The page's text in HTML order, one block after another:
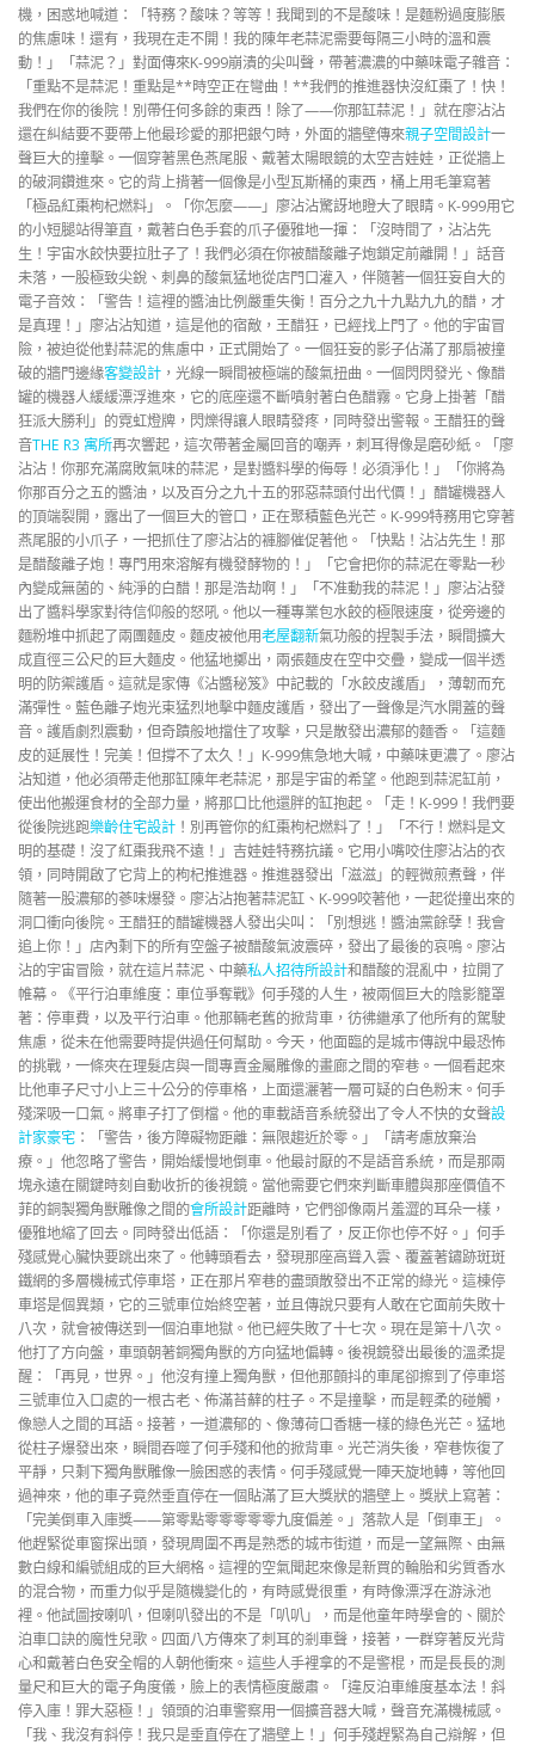
機，困惑地喊道：「特務？酸味？等等！我聞到的不是酸味！是麵粉過度膨脹
的焦慮味！還有，我現在走不開！我的陳年老蒜泥需要每隔三小時的溫和震
動！」「蒜泥？」對面傳來K-999崩潰的尖叫聲，帶著濃濃的中藥味電子雜音：
「重點不是蒜泥！重點是**時空正在彎曲！**我們的推進器快沒紅棗了！快！
我們在你的後院！別帶任何多餘的東西！除了——你那缸蒜泥！」就在廖沾沾
還在糾結要不要帶上他最珍愛的那把銀勺時，外面的牆壁傳來親子空間設計一
聲巨大的撞擊。一個穿著黑色燕尾服、戴著太陽眼鏡的太空吉娃娃，正從牆上
的破洞鑽進來。它的背上揹著一個像是小型瓦斯桶的東西，桶上用毛筆寫著
「極品紅棗枸杞燃料」。「你怎麼——」廖沾沾驚訝地瞪大了眼睛。K-999用它
的小短腿站得筆直，戴著白色手套的爪子優雅地一揮：「沒時間了，沾沾先
生！宇宙水餃快要拉肚子了！我們必須在你被醋酸離子炮鎖定前離開！」話音
未落，一股極致尖銳、刺鼻的酸氣猛地從店門口灌入，伴隨著一個狂妄自大的
電子音效：「警告！這裡的醬油比例嚴重失衡！百分之九十九點九九的醋，才
是真理！」廖沾沾知道，這是他的宿敵，王醋狂，已經找上門了。他的宇宙冒
險，被迫從他對蒜泥的焦慮中，正式開始了。一個狂妄的影子佔滿了那扇被撞
破的牆門邊緣客變設計 ，光線一瞬間被極端的酸氣扭曲。一個閃閃發光、像醋
罐的機器人緩緩漂浮進來，它的底座還不斷噴射著白色醋霧。它身上掛著「醋
狂派大勝利」的霓虹燈牌，閃爍得讓人眼睛發疼，同時發出警報。王醋狂的聲
音THE R3 寓所再次響起，這次帶著金屬回音的嘲弄，刺耳得像是磨砂紙。「廖
沾沾！你那充滿腐敗氣味的蒜泥，是對醬料學的侮辱！必須淨化！」「你將為
你那百分之五的醬油，以及百分之九十五的邪惡蒜頭付出代價！」醋罐機器人
的頂端裂開，露出了一個巨大的管口，正在聚積藍色光芒。K-999特務用它穿著
燕尾服的小爪子，一把抓住了廖沾沾的褲腳催促著他。「快點！沾沾先生！那
是醋酸離子炮！專門用來溶解有機發酵物的！」「它會把你的蒜泥在零點一秒
內變成無菌的、純淨的白醋！那是浩劫啊！」「不准動我的蒜泥！」廖沾沾發
出了醬料學家對待信仰般的怒吼。他以一種專業包水餃的極限速度，從旁邊的
麵粉堆中抓起了兩團麵皮。麵皮被他用老屋翻新氣功般的捏製手法，瞬間擴大
成直徑三公尺的巨大麵皮。他猛地擲出，兩張麵皮在空中交疊，變成一個半透
明的防禦護盾。這就是家傳《沾醬秘笈》中記載的「水餃皮護盾」，薄韌而充
滿彈性。藍色離子炮光束猛烈地擊中麵皮護盾，發出了一聲像是汽水開蓋的聲
音。護盾劇烈震動，但奇蹟般地擋住了攻擊，只是散發出濃郁的麵香。「這麵
皮的延展性！完美！但撐不了太久！」K-999焦急地大喊，中藥味更濃了。廖沾
沾知道，他必須帶走他那缸陳年老蒜泥，那是宇宙的希望。他跑到蒜泥缸前，
使出他搬運食材的全部力量，將那口比他還胖的缸抱起。「走！K-999！我們要
從後院逃跑樂齡住宅設計 ！別再管你的紅棗枸杞燃料了！」「不行！燃料是文
明的基礎！沒了紅棗我飛不遠！」吉娃娃特務抗議。它用小嘴咬住廖沾沾的衣
領，同時開啟了它背上的枸杞推進器。推進器發出「滋滋」的輕微煎煮聲，伴
隨著一股濃郁的蔘味爆發。廖沾沾抱著蒜泥缸、K-999咬著他，一起從撞出來的
洞口衝向後院。王醋狂的醋罐機器人發出尖叫：「別想逃！醬油黨餘孽！我會
追上你！」店內剩下的所有空盤子被醋酸氣波震碎，發出了最後的哀鳴。廖沾
沾的宇宙冒險，就在這片蒜泥、中藥私人招待所設計和醋酸的混亂中，拉開了
帷幕。《平行泊車維度：車位爭奪戰》何手殘的人生，被兩個巨大的陰影籠罩
著：停車費，以及平行泊車。他那輛老舊的掀背車，彷彿繼承了他所有的駕駛
焦慮，從未在他需要時提供過任何幫助。今天，他面臨的是城市傳說中最恐怖
的挑戰，一條夾在理髮店與一間專賣金屬雕像的畫廊之間的窄巷。一個看起來
比他車子尺寸小上三十公分的停車格，上面還灑著一層可疑的白色粉末。何手
殘深吸一口氣。將車子打了倒檔。他的車載語音系統發出了令人不快的女聲設
計家豪宅 ：「警告，後方障礙物距離：無限趨近於零。」「請考慮放棄治
療。」他忽略了警告，開始緩慢地倒車。他最討厭的不是語音系統，而是那兩
塊永遠在關鍵時刻自動收折的後視鏡。當他需要它們來判斷車體與那座價值不
菲的銅製獨角獸雕像之間的會所設計距離時，它們卻像兩片羞澀的耳朵一樣，
優雅地縮了回去。同時發出低語：「你還是別看了，反正你也停不好。」何手
殘感覺心臟快要跳出來了。他轉頭看去，發現那座高聳入雲、覆蓋著鏽跡斑斑
鐵網的多層機械式停車塔，正在那片窄巷的盡頭散發出不正常的綠光。這棟停
車塔是個異類，它的三號車位始終空著，並且傳說只要有人敢在它面前失敗十
八次，就會被傳送到一個泊車地獄。他已經失敗了十七次。現在是第十八次。
他打了方向盤，車頭朝著銅獨角獸的方向猛地偏轉。後視鏡發出最後的溫柔提
醒：「再見，世界。」他沒有撞上獨角獸，但他那顫抖的車尾卻擦到了停車塔
三號車位入口處的一根古老、佈滿苔蘚的柱子。不是撞擊，而是輕柔的碰觸，
像戀人之間的耳語。接著，一道濃郁的、像薄荷口香糖一樣的綠色光芒。猛地
從柱子爆發出來，瞬間吞噬了何手殘和他的掀背車。光芒消失後，窄巷恢復了
平靜，只剩下獨角獸雕像一臉困惑的表情。何手殘感覺一陣天旋地轉，等他回
過神來，他的車子竟然垂直停在一個貼滿了巨大獎狀的牆壁上。獎狀上寫著：
「完美倒車入庫獎——第零點零零零零零九度偏差。」落款人是「倒車王」。
他趕緊從車窗探出頭，發現周圍不再是熟悉的城市街道，而是一望無際、由無
數白線和編號組成的巨大網格。這裡的空氣聞起來像是新買的輪胎和劣質香水
的混合物，而重力似乎是隨機變化的，有時感覺很重，有時像漂浮在游泳池
裡。他試圖按喇叭，但喇叭發出的不是「叭叭」，而是他童年時學會的、關於
泊車口訣的魔性兒歌。四面八方傳來了刺耳的剎車聲，接著，一群穿著反光背
心和戴著白色安全帽的人朝他衝來。這些人手裡拿的不是警棍，而是長長的測
量尺和巨大的電子角度儀，臉上的表情極度嚴肅。「違反泊車維度基本法！斜
停入庫！罪大惡極！」領頭的泊車警察用一個擴音器大喊，聲音充滿機械感。
「我、我沒有斜停！我只是垂直停在了牆壁上！」何手殘趕緊為自己辯解，但